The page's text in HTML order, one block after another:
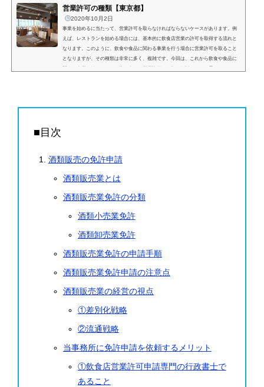
するシミュレーションなどについて解説していきたいと思...
営業許可の種類【東京都】
2020年10月2日
事業を始めるに当たって、営業許可を取らなければならないケースがあります。例
えば、レストランを始める場合には、基本的に飲食店営業の許可を取得する流れと
なります。このように、飲食や食品に関わる事業を行う場合に営業許可を取ること
となりますが、その種類は非常に多く、複雑です。今回は、これから飲食や食品に
■目次
酒類販売の免許申請
酒類販売業とは
酒類販売業免許の分類
酒類小売業免許
酒類卸売業免許
酒類販売業免許の申請手順
酒類販売業免許申請の注意点
酒類販売業の経営の視点
①差別化戦略
②流通戦略
当事務所に免許申請を依頼するメリット
①飲食店営業許可申請専門の行政書士で
あること